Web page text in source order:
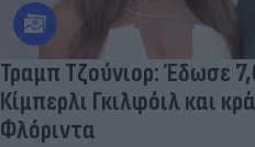
Τραμπ Τζούνιορ: Έδωσε
Κίμπερλι Γκιλφόιλ και
Φλόριντα